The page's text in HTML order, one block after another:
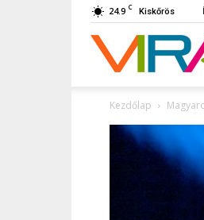
24.9 C Kiskőrös
VIRA
Kezdőlap